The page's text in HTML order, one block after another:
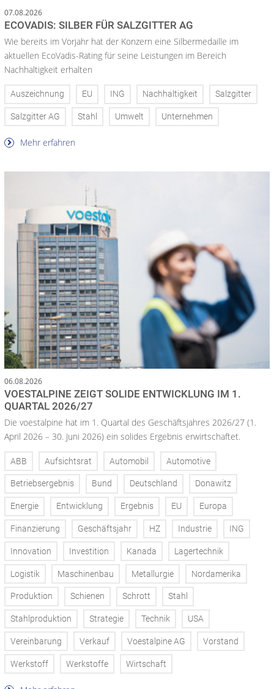
07.08.2026
ECOVADIS: SILBER FÜR SALZGITTER AG
Wie bereits im Vorjahr hat der Konzern eine Silbermedaille im
aktuellen EcoVadis-Rating für seine Leistungen im Bereich
Nachhaltigkeit erhalten
Auszeichnung EU ING Nachhaltigkeit Salzgitter
Salzgitter AG Stahl Umwelt Unternehmen
Mehr erfahren
06.08.2026
VOESTALPINE ZEIGT SOLIDE ENTWICKLUNG IM 1.
QUARTAL 2026/27
Die voestalpine hat im 1. Quartal des Geschäftsjahres 2026/27 (1.
April 2026 – 30. Juni 2026) ein solides Ergebnis erwirtschaftet.
ABB Aufsichtsrat Automobil Automotive
Betriebsergebnis Bund Deutschland Donawitz
Energie Entwicklung Ergebnis EU Europa
Finanzierung Geschäftsjahr HZ Industrie ING
Innovation Investition Kanada Lagertechnik
Logistik Maschinenbau Metallurgie Nordamerika
Produktion Schienen Schrott Stahl
Stahlproduktion Strategie Technik USA
Vereinbarung Verkauf Voestalpine AG Vorstand
Werkstoff Werkstoffe Wirtschaft